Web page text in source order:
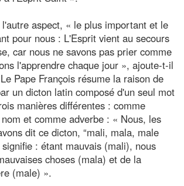
aspect, « le plus important et le
pour nous : L'Esprit vient au secours
car nous ne savons pas prier comme
l'apprendre chaque jour », ajoute-t-il
Pape François résume la raison de
un dicton latin composé d'un seul mot
manières différentes : comme
et comme adverbe : « Nous, les
dit ce dicton, “mali, mala, male
signifie : étant mauvais (mali), nous
choses (mala) et de la
(male) ».